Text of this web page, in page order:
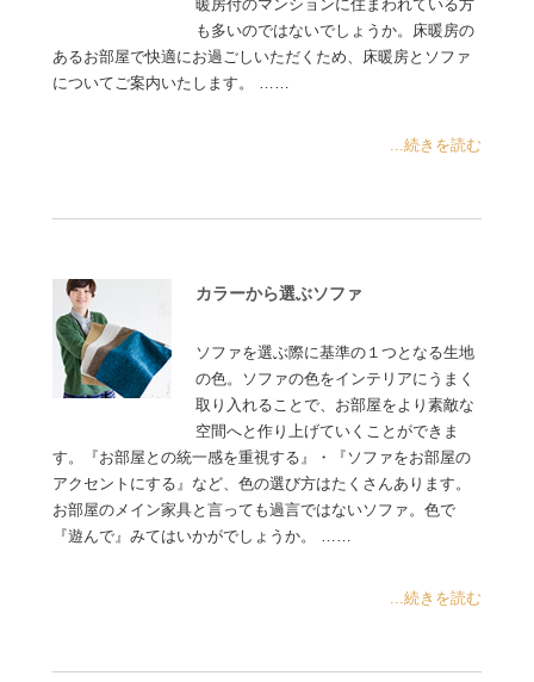
暖房付のマンションに住まわれている方
も多いのではないでしょうか。床暖房の
あるお部屋で快適にお過ごしいただくため、床暖房とソファ
についてご案内いたします。 ……
...続きを読む
カラーから選ぶソファ
ソファを選ぶ際に基準の１つとなる生地
の色。ソファの色をインテリアにうまく
取り入れることで、お部屋をより素敵な
空間へと作り上げていくことができま
す。『お部屋との統一感を重視する』・『ソファをお部屋の
アクセントにする』など、色の選び方はたくさんあります。
お部屋のメイン家具と言っても過言ではないソファ。色で
『遊んで』みてはいかがでしょうか。 ……
...続きを読む